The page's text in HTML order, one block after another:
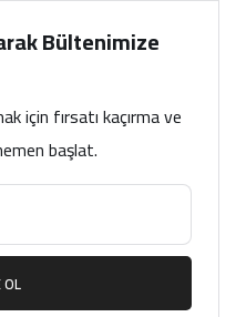
Bültenimize
için fırsatı kaçırma ve
başlat.